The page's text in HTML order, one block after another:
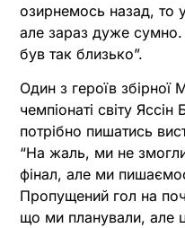
озирнемось назад, то
але зараз дуже
був так близько”.
Один з героїв
чемпіонаті світу
потрібно пишатись
“На жаль, ми не
фінал, але ми
Пропущений гол на
що ми планували, але